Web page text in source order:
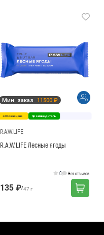
Мин. заказ 11500 ₽
оптовая цена производитель
R.A.W.LIFE
R.A.W.LIFE Лесные ягоды
0 Нет отзывов
135 ₽/47 г